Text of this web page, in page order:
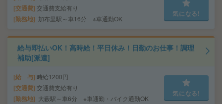
交通費 交通費支給有り
勤務地 加布里駅～車16分 ※車通勤OK
気になる!
給与即払いOK！高時給！平日休み！日勤のお仕事！調理
補助[派遣]
給 与 時給1200円
交通費 交通費支給有り
勤務地 大藪駅～車6分 ※車通勤・バイク通勤OK
気になる!